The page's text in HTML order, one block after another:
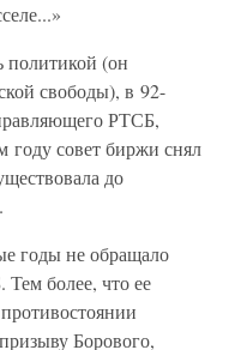
политикой (он
свободы), в 92-
РТСБ,
году совет биржи снял
до
годы не обращало
более, что ее
Борового,